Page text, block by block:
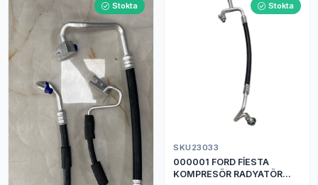
Stokta Stokta
SKU23033
000001 FORD FİESTA
KOMPRESÖR RADYATÖR